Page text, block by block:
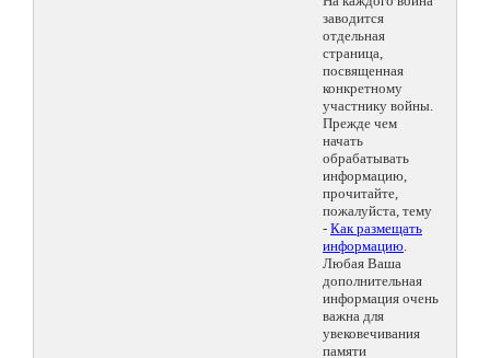
заводится
отдельная
страница,
посвященная
конкретному
участнику войны.
Прежде чем
начать
обрабатывать
информацию,
прочитайте,
пожалуйста, тему
- Как размещать
информацию.
Любая Ваша
дополнительная
информация очень
важна для
увековечивания
памяти